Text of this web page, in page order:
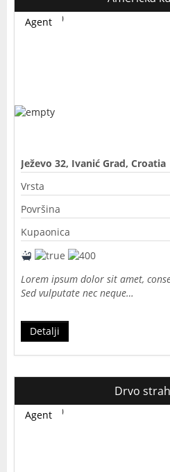
Agent
Ježevo 32, Ivanić Grad, Croatia
Vrsta
Površina
Kupaonica
Lorem ipsum dolor sit amet,
Sed vulputate nec neque…
Detalji
Drvo
Agent